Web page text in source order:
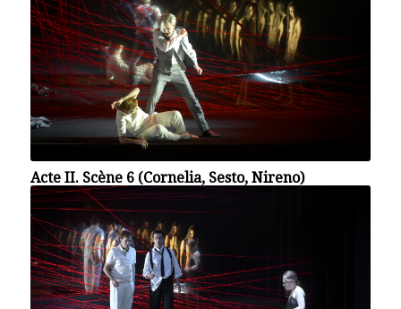
Acte II. Scène 6 (Cornelia, Sesto, Nireno)